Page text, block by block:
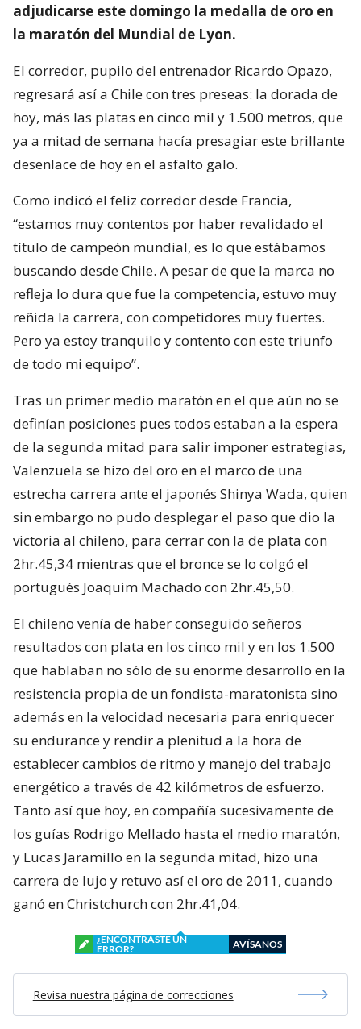
adjudicarse este domingo la medalla de oro en
la maratón del Mundial de Lyon.
El corredor, pupilo del entrenador Ricardo Opazo,
regresará así a Chile con tres preseas: la dorada de
hoy, más las platas en cinco mil y 1.500 metros, que
ya a mitad de semana hacía presagiar este brillante
desenlace de hoy en el asfalto galo.
Como indicó el feliz corredor desde Francia,
“estamos muy contentos por haber revalidado el
título de campeón mundial, es lo que estábamos
buscando desde Chile. A pesar de que la marca no
refleja lo dura que fue la competencia, estuvo muy
reñida la carrera, con competidores muy fuertes.
Pero ya estoy tranquilo y contento con este triunfo
de todo mi equipo”.
Tras un primer medio maratón en el que aún no se
definían posiciones pues todos estaban a la espera
de la segunda mitad para salir imponer estrategias,
Valenzuela se hizo del oro en el marco de una
estrecha carrera ante el japonés Shinya Wada, quien
sin embargo no pudo desplegar el paso que dio la
victoria al chileno, para cerrar con la de plata con
2hr.45,34 mientras que el bronce se lo colgó el
portugués Joaquim Machado con 2hr.45,50.
El chileno venía de haber conseguido señeros
resultados con plata en los cinco mil y en los 1.500
que hablaban no sólo de su enorme desarrollo en la
resistencia propia de un fondista-maratonista sino
además en la velocidad necesaria para enriquecer
su endurance y rendir a plenitud a la hora de
establecer cambios de ritmo y manejo del trabajo
energético a través de 42 kilómetros de esfuerzo.
Tanto así que hoy, en compañía sucesivamente de
los guías Rodrigo Mellado hasta el medio maratón,
y Lucas Jaramillo en la segunda mitad, hizo una
carrera de lujo y retuvo así el oro de 2011, cuando
ganó en Christchurch con 2hr.41,04.
¿ENCONTRASTE UN
ERROR?
AVÍSANOS
Revisa nuestra página de correcciones